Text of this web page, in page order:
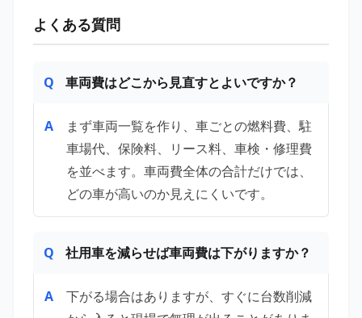
よくある質問
車両費はどこから見直すとよいですか？
まず車両一覧を作り、車ごとの燃料費、駐
車場代、保険料、リース料、車検・修理費
を並べます。車両費全体の合計だけでは、
どの車が高いのか見えにくいです。
社用車を減らせば車両費は下がりますか？
下がる場合はありますが、すぐに台数削減